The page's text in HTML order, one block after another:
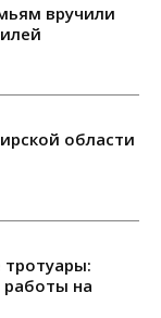
вручили
области
на